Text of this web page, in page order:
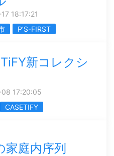
18:17:21
P’S-FIRST
新コレクシ
17:20:05
CASETIFY
家庭内序列